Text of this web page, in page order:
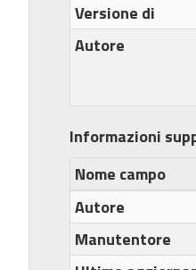
Versione di
Autore
Informazioni
Nome campo
Autore
Manutentore